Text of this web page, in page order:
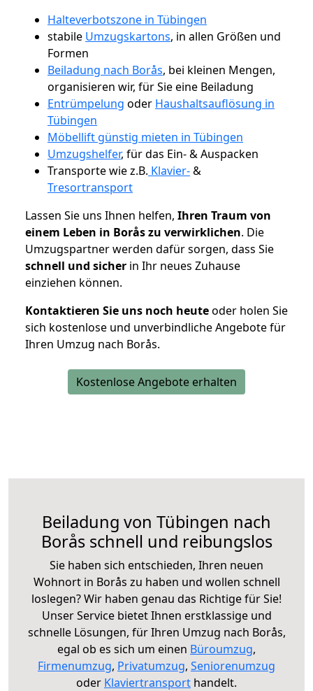
Halteverbotszone in Tübingen
stabile Umzugskartons, in allen Größen und
Formen
Beiladung nach Borås, bei kleinen Mengen,
organisieren wir, für Sie eine Beiladung
Entrümpelung oder Haushaltsauflösung in
Tübingen
Möbellift günstig mieten in Tübingen
Umzugshelfer, für das Ein- & Auspacken
Transporte wie z.B. Klavier-&
Tresortransport
Lassen Sie uns Ihnen helfen, Ihren Traum von
einem Leben in Borås zu verwirklichen. Die
Umzugspartner werden dafür sorgen, dass Sie
schnell und sicher in Ihr neues Zuhause
einziehen können.
Kontaktieren Sie uns noch heuteoder holen Sie
sich kostenlose und unverbindliche Angebote für
Ihren Umzug nach Borås.
Kostenlose Angebote erhalten
Beiladung von Tübingen nach
Borås schnell und reibungslos
Sie haben sich entschieden, Ihren neuen
Wohnort in Borås zu haben und wollen schnell
loslegen? Wir haben genau das Richtige für Sie!
Unser Service bietet Ihnen erstklassige und
schnelle Lösungen, für Ihren Umzug nach Borås,
egal ob es sich um einen Büroumzug,
Firmenumzug, Privatumzug, Seniorenumzug
oder Klaviertransport handelt.